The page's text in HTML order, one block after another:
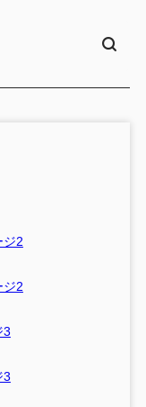
ジ2
ジ2
3
3